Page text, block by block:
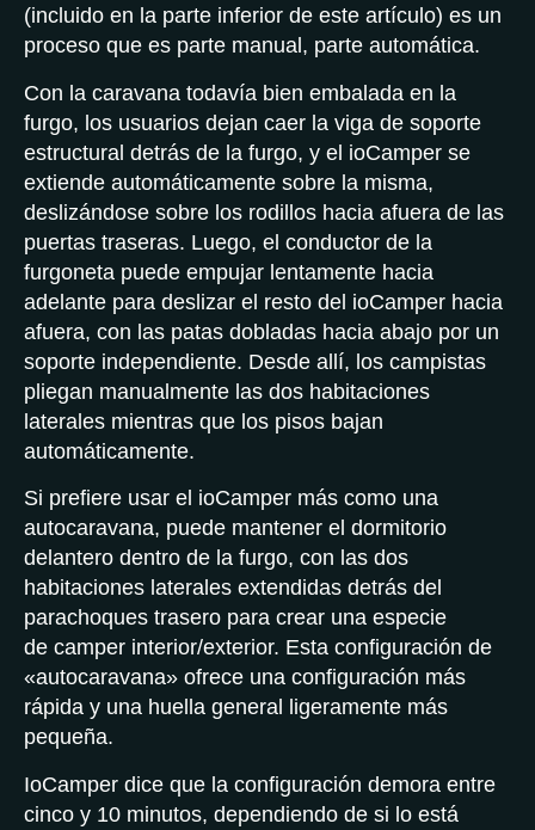
(incluido en la parte inferior de este artículo) es un
proceso que es parte manual, parte automática.
Con la caravana todavía bien embalada en la
furgo, los usuarios dejan caer la viga de soporte
estructural detrás de la furgo, y el ioCamper se
extiende automáticamente sobre la misma,
deslizándose sobre los rodillos hacia afuera de las
puertas traseras. Luego, el conductor de la
furgoneta puede empujar lentamente hacia
adelante para deslizar el resto del ioCamper hacia
afuera, con las patas dobladas hacia abajo por un
soporte independiente. Desde allí, los campistas
pliegan manualmente las dos habitaciones
laterales mientras que los pisos bajan
automáticamente.
Si prefiere usar el ioCamper más como una
autocaravana, puede mantener el dormitorio
delantero dentro de la furgo, con las dos
habitaciones laterales extendidas detrás del
parachoques trasero para crear una especie
de camper interior/exterior. Esta configuración de
«autocaravana» ofrece una configuración más
rápida y una huella general ligeramente más
pequeña.
IoCamper dice que la configuración demora entre
cinco y 10 minutos, dependiendo de si lo está